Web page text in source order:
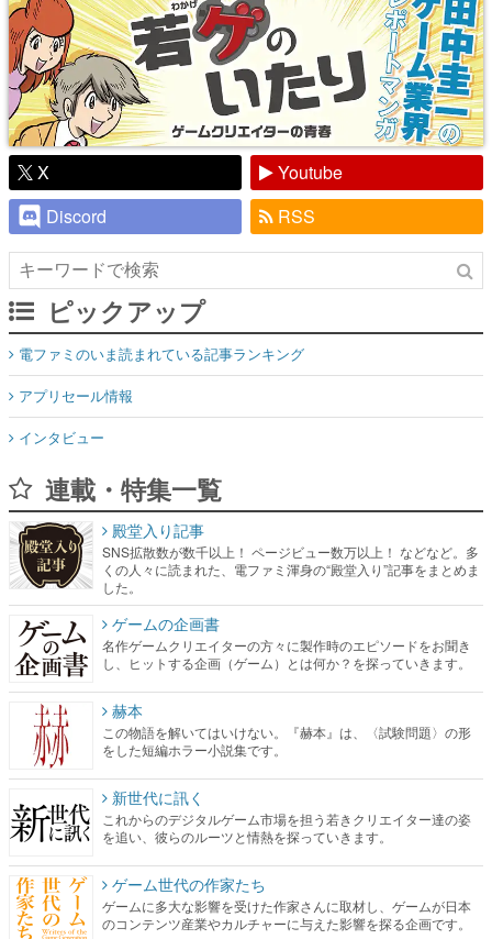
X
Youtube
Discord
RSS
ピックアップ
電ファミのいま読まれている記事ランキング
アプリセール情報
インタビュー
連載・特集一覧
くの人々に読まれた、電ファミ渾身の“殿堂入り”記事をまとめま
した。
ゲームの企画書
名作ゲームクリエイターの方々に製作時のエピソードをお聞き
し、ヒットする企画（ゲーム）とは何か？を探っていきます。
赫本
この物語を解いてはいけない。『赫本』は、〈試験問題〉の形
をした短編ホラー小説集です。
新世代に訊く
これからのデジタルゲーム市場を担う若きクリエイター達の姿
を追い、彼らのルーツと情熱を探っていきます。
ゲーム世代の作家たち
ゲームに多大な影響を受けた作家さんに取材し、ゲームが日本
のコンテンツ産業やカルチャーに与えた影響を探る企画です。
日本モバイルゲーム産業史
日本のモバイルゲーム史における主要なトピック・タイトルを
網羅するほか、開発者へのインタビューや識者による解説を掲